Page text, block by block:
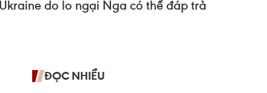
do lo ngại Nga có thể đáp trả
ĐỌC NHIỀU